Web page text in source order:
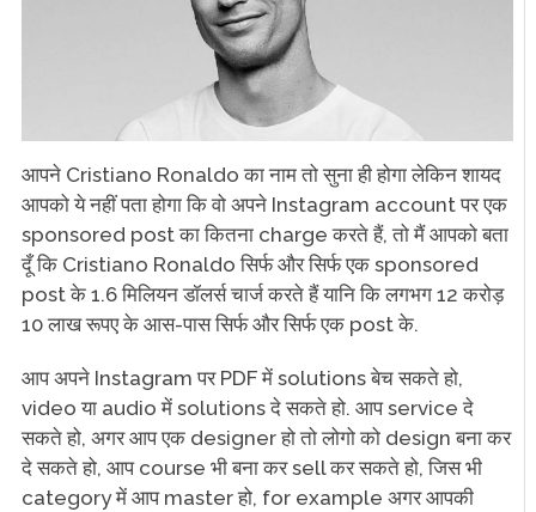
आपने Cristiano Ronaldo का नाम तो सुना ही होगा लेकिन शायद
आपको ये नहीं पता होगा कि वो अपने Instagram account पर एक
sponsored post का कितना charge करते हैं, तो मैं आपको बता
दूँ कि Cristiano Ronaldo सिर्फ और सिर्फ एक sponsored
post के 1.6 मिलियन डॉलर्स चार्ज करते हैं यानि कि लगभग 12 करोड़
10 लाख रूपए के आस-पास सिर्फ और सिर्फ एक post के.
आप अपने Instagram पर PDF में solutions बेच सकते हो,
video या audio में solutions दे सकते हो. आप service दे
सकते हो, अगर आप एक designer हो तो लोगो को design बना कर
दे सकते हो, आप course भी बना कर sell कर सकते हो, जिस भी
category में आप master हो, for example अगर आपकी